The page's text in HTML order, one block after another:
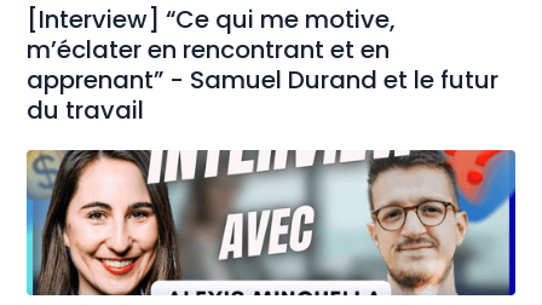
[Interview] “Ce qui me motive,
m’éclater en rencontrant et en
apprenant” - Samuel Durand et le futur
du travail